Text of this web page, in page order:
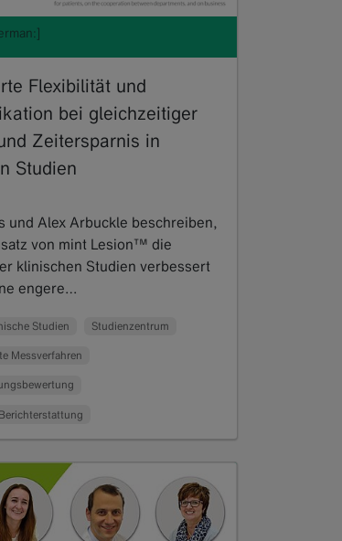
Flexibilität und
bei gleichzeitiger
Zeitersparnis in
Studien
und Alex Arbuckle beschreiben,
von mint Lesion™ die
klinischen Studien verbessert
engere…
Studien Studienzentrum
Messverfahren